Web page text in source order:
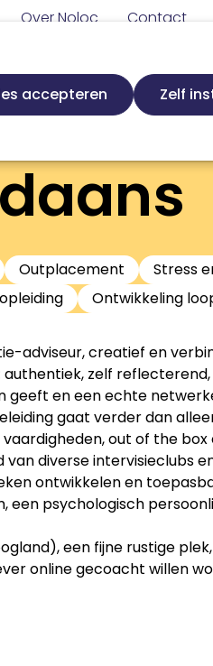
accepteren Zelf
Vakgebied
Secundaire
navigatie
Zoek
Meta
Over Noloc Contact
Outplacement
Stress
Ontwikkeling
adviseur, creatief en
zelf
en een echte
gaat verder dan
out of the
diverse intervisieclubs
ontwikkelen en
een psychologisch
een fijne rustige
online gecoacht willen